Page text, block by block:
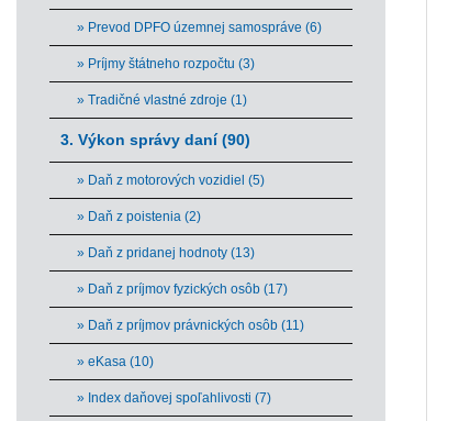
» Prevod DPFO územnej samospráve (6)
» Príjmy štátneho rozpočtu (3)
» Tradičné vlastné zdroje (1)
3. Výkon správy daní (90)
» Daň z motorových vozidiel (5)
» Daň z poistenia (2)
» Daň z pridanej hodnoty (13)
» Daň z príjmov fyzických osôb (17)
» Daň z príjmov právnických osôb (11)
» eKasa (10)
» Index daňovej spoľahlivosti (7)